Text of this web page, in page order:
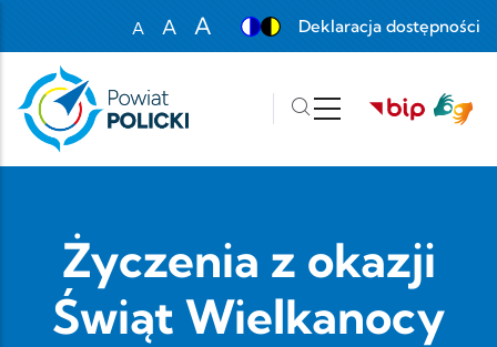
A
Set font size to 100%
A
A
Deklaracja dostępności
Życzenia z okazji
Świąt Wielkanocy